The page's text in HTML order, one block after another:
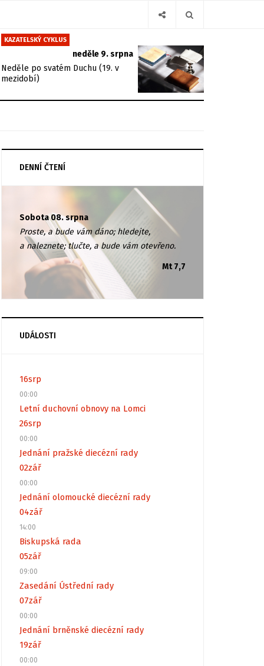
KAZATELSKÝ CYKLUS
neděle 9. srpna
Neděle po svatém Duchu (19. v
mezidobí)
DENNÍ ČTENÍ
Sobota 08. srpna
Proste, a bude vám dáno; hledejte,
a naleznete; tlučte, a bude vám otevřeno.
Mt 7,7
UDÁLOSTI
16srp
00:00
Letní duchovní obnovy na Lomci
26srp
00:00
Jednání pražské diecézní rady
02zář
00:00
Jednání olomoucké diecézní rady
04zář
14:00
Biskupská rada
05zář
09:00
Zasedání Ústřední rady
07zář
00:00
Jednání brněnské diecézní rady
19zář
00:00